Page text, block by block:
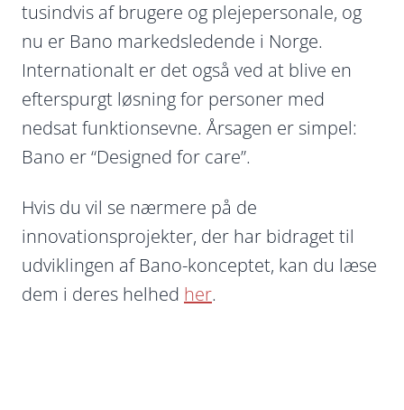
tusindvis af brugere og plejepersonale, og
nu er Bano markedsledende i Norge.
Internationalt er det også ved at blive en
efterspurgt løsning for personer med
nedsat funktionsevne. Årsagen er simpel:
Bano er “Designed for care”.
Hvis du vil se nærmere på de
innovationsprojekter, der har bidraget til
udviklingen af Bano-konceptet, kan du læse
dem i deres helhed her.